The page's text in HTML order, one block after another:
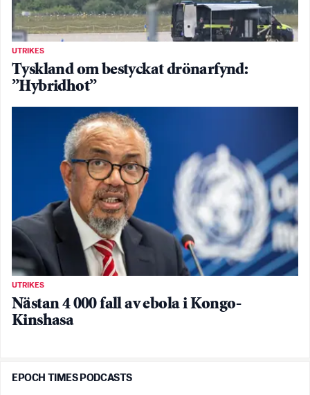
UTRIKES
Tyskland om bestyckat drönarfynd:
”Hybridhot”
UTRIKES
Nästan 4 000 fall av ebola i Kongo-
Kinshasa
EPOCH TIMES PODCASTS